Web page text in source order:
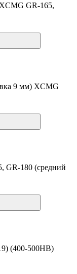
GR-165,
9 мм) XCMG
GR-180 (средний
(400-500HB)